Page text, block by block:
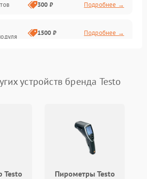
300 ₽ Подробнее →
1500 ₽ Подробнее →
Подробнее →
Подробнее →
Подробнее →
устройств бренда Testo
Testo Пирометры Testo